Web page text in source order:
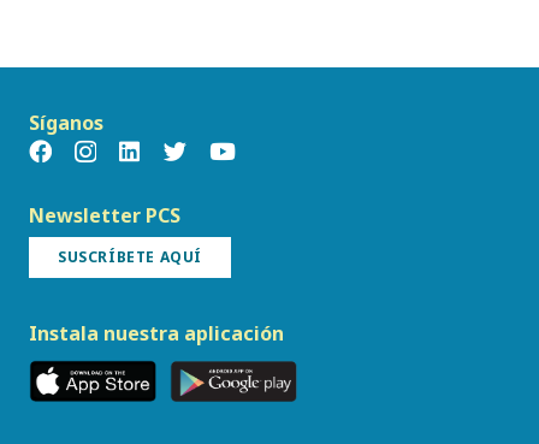
Síganos
Newsletter PCS
SUSCRÍBETE AQUÍ
Instala nuestra aplicación